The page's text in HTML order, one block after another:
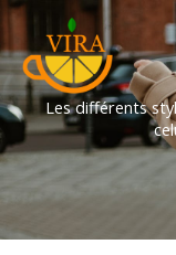
Aller
contenu
Les différents